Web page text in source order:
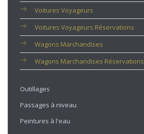
Voitures Voyageurs
Voitures Voyageurs Réservations
Wagons Marchandises
Wagons Marchandises Réservations
Outillages
Passages à niveau
Peintures à l'eau